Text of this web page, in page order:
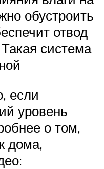
обустроить
отвод
система
если
уровень
о том,
дома,